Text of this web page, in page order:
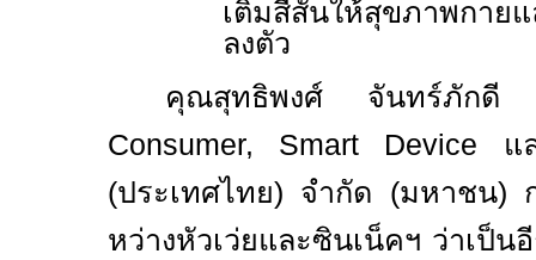
เติมสีสันให้สุขภาพกาย
ลงตัว
คุณสุทธิพงศ์ จันทร์ภักดี
Consumer, Smart Device แ
(ประเทศไทย) จำกัด (มหาชน)
หว่างหัวเว่ยและซินเน็คฯ ว่าเป็